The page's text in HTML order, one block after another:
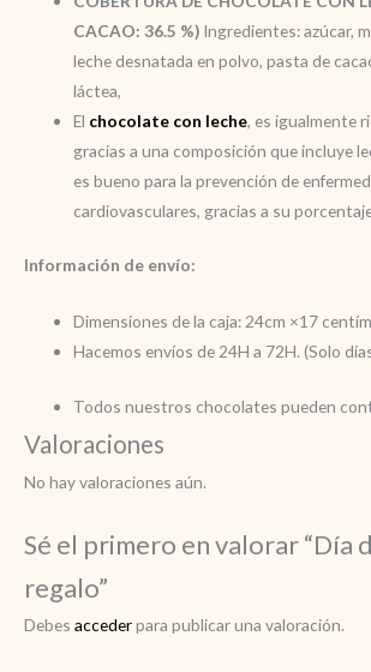
CACAO: 36.5 %) Ingredientes: azúcar,
leche desnatada en polvo, pasta de
láctea,
El chocolate con leche, es igualmente
gracias a una composición que incluye
es bueno para la prevención de
cardiovasculares, gracias a su
Información de envío:
Dimensiones de la caja: 24cm ×17
Hacemos envíos de 24H a 72H. (Solo
Todos nuestros chocolates pueden
Valoraciones
No hay valoraciones aún.
Sé el primero en valorar “Día
regalo”
Debes accederpara publicar una valoración.